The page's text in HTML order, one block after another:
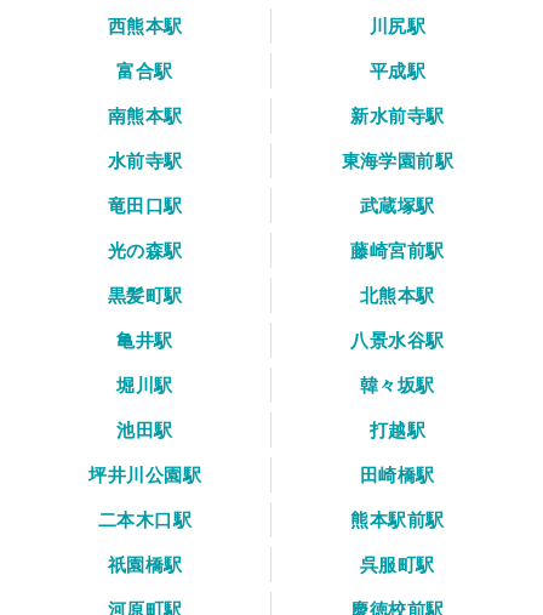
西熊本駅
川尻駅
富合駅
平成駅
南熊本駅
新水前寺駅
水前寺駅
東海学園前駅
竜田口駅
武蔵塚駅
光の森駅
藤崎宮前駅
黒髪町駅
北熊本駅
亀井駅
八景水谷駅
堀川駅
韓々坂駅
池田駅
打越駅
坪井川公園駅
田崎橋駅
二本木口駅
熊本駅前駅
祇園橋駅
呉服町駅
河原町駅
慶徳校前駅